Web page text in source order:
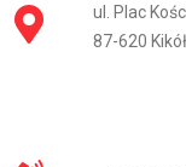
ul. Plac
87-620 Kikół